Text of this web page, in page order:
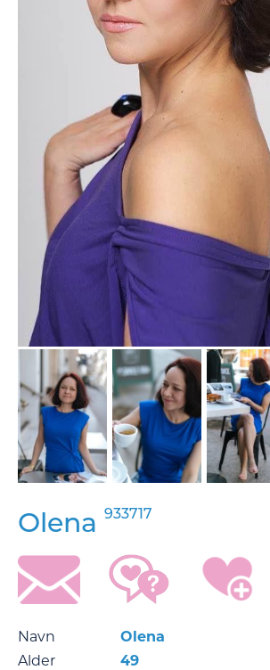
Olena 933717
Navn
Olena
Alder
49